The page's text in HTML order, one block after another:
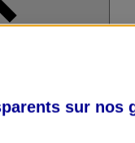
sur nos